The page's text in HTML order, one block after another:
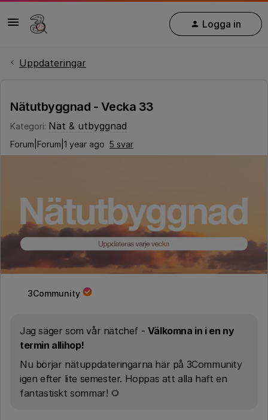
Logga in
Uppdateringar
Nätutbyggnad - Vecka 33
Kategori: Nät & utbyggnad
Forum|Forum|1 year ago 5 svar
3Community
Jag säger som vår nätchef - Välkomna in i en ny
termin allihop!
Nu börjar nätuppdateringarna här på 3Community
igen efter lite semester. Hoppas att alla haft en
fantastiskt sommar! 🌻